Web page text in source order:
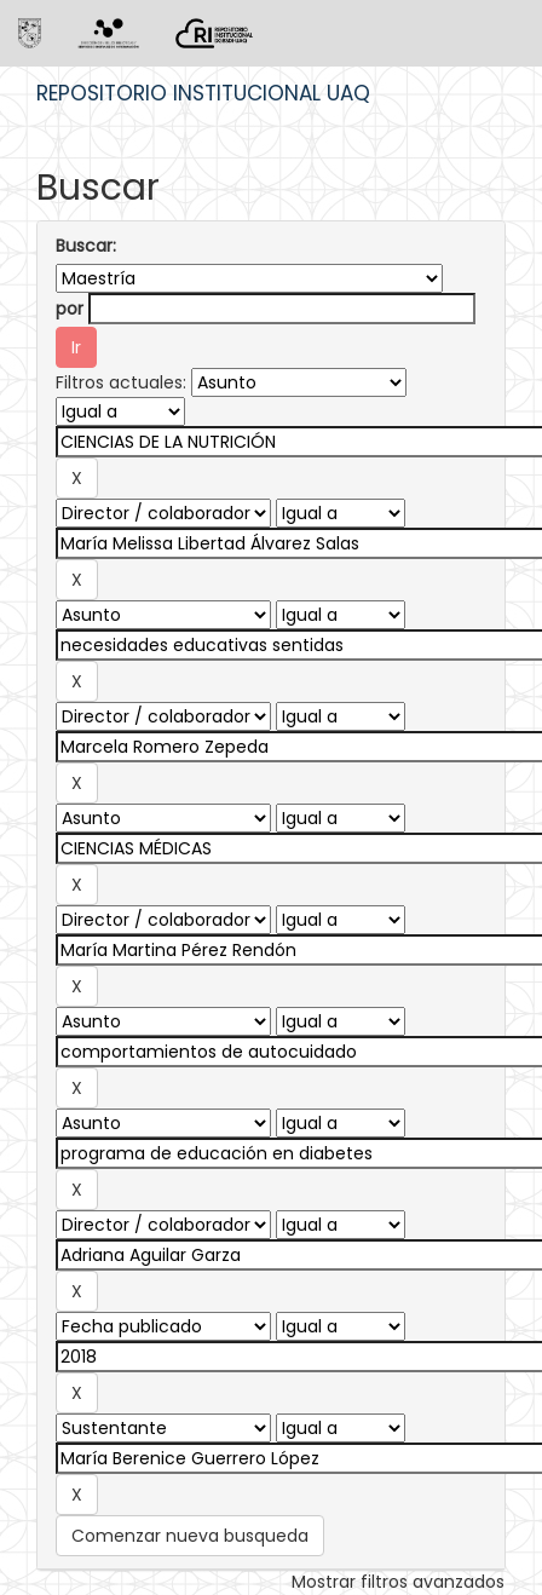
REPOSITORIO INSTITUCIONAL UAQ
Buscar
Buscar:
por
Filtros actuales:
Comenzar nueva busqueda
Mostrar filtros avanzados